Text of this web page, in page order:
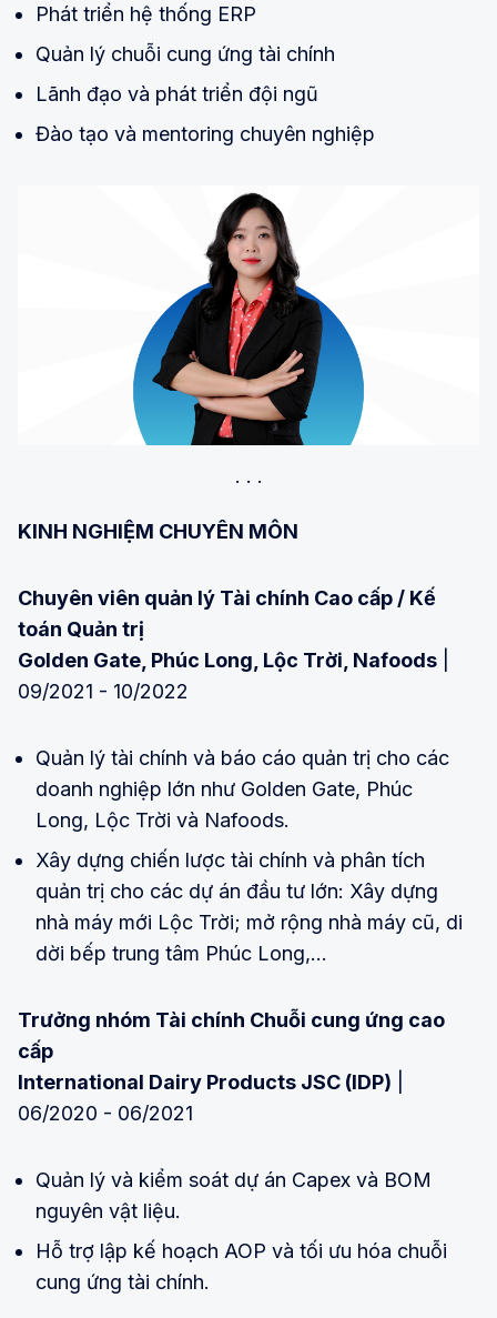
Phát triển hệ thống ERP
Quản lý chuỗi cung ứng tài chính
Lãnh đạo và phát triển đội ngũ
Đào tạo và mentoring chuyên nghiệp
KINH NGHIỆM CHUYÊN MÔN
Chuyên viên quản lý Tài chính Cao cấp / Kế
toán Quản trị
Golden Gate, Phúc Long, Lộc Trời, Nafoods
09/2021 - 10/2022
Quản lý tài chính và báo cáo quản trị cho các
doanh nghiệp lớn như Golden Gate, Phúc
Long, Lộc Trời và Nafoods.
Xây dựng chiến lược tài chính và phân tích
quản trị cho các dự án đầu tư lớn: Xây dựng
nhà máy mới Lộc Trời; mở rộng nhà máy cũ, di
dời bếp trung tâm Phúc Long,…
Trưởng nhóm Tài chính Chuỗi cung ứng cao
cấp
International Dairy Products JSC (IDP)
06/2020 - 06/2021
Quản lý và kiểm soát dự án Capex và BOM
nguyên vật liệu.
Hỗ trợ lập kế hoạch AOP và tối ưu hóa chuỗi
cung ứng tài chính.